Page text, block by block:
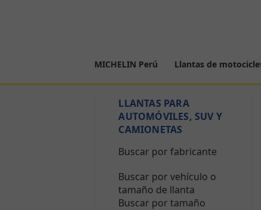
MICHELIN Perú Llantas de
LLANTAS PARA
AUTOMÓVILES, SUV Y
CAMIONETAS
Buscar por fabricante
Buscar por vehículo o
tamaño de llanta
Buscar por tamaño